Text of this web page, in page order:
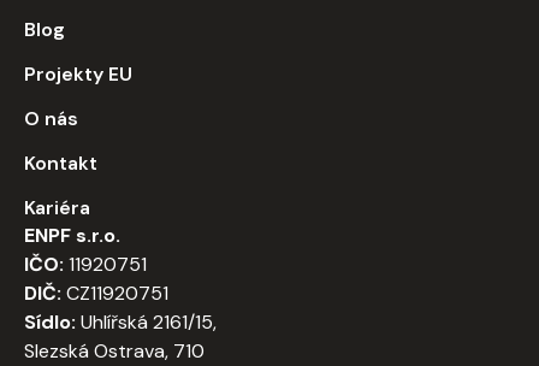
Blog
Projekty EU
O nás
Kontakt
Kariéra
ENPF s.r.o.
IČO: 11920751
DIČ: CZ11920751
Sídlo: Uhlířská 2161/15,
Slezská Ostrava, 710